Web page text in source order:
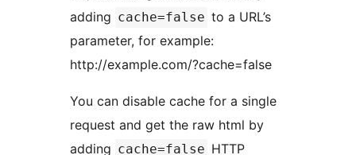
adding cache=false to a URL’s
parameter, for example:
http://example.com/?cache=false
You can disable cache for a single
request and get the raw html by
adding cache=false HTTP